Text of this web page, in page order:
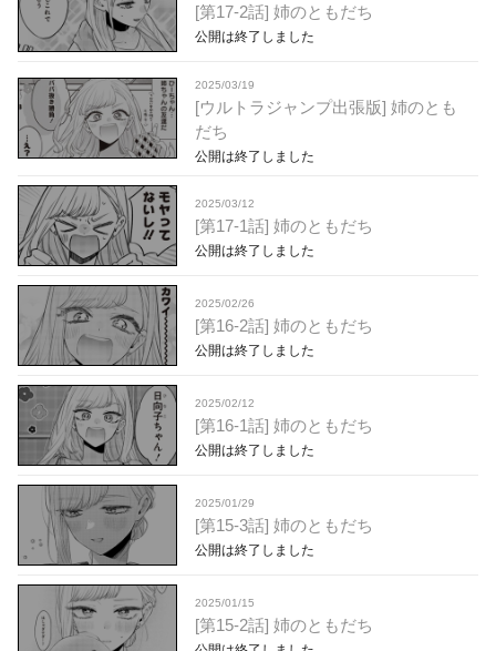
[第17-2話] 姉のともだち
公開は終了しました
2025/03/19
[ウルトラジャンプ出張版] 姉のとも
だち
公開は終了しました
2025/03/12
[第17-1話] 姉のともだち
公開は終了しました
2025/02/26
[第16-2話] 姉のともだち
公開は終了しました
2025/02/12
[第16-1話] 姉のともだち
公開は終了しました
2025/01/29
[第15-3話] 姉のともだち
公開は終了しました
2025/01/15
[第15-2話] 姉のともだち